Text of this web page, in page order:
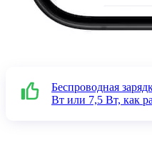
Беспроводная
Вт или 7,5 Вт, как